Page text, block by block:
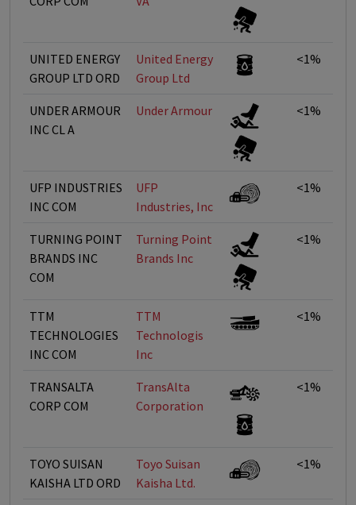
UNITED ENERGY
GROUP LTD ORD
United Energy
Group Ltd
<1%
UNDER ARMOUR
INC CL A
Under Armour <1%
UFP INDUSTRIES
INC COM
UFP
Industries, Inc
<1%
TURNING POINT
BRANDS INC
COM
Turning Point
Brands Inc
<1%
TTM
TECHNOLOGIES
INC COM
TTM
Technologis
Inc
<1%
TRANSALTA
CORP COM
TransAlta
Corporation
<1%
TOYO SUISAN
KAISHA LTD ORD
Toyo Suisan
Kaisha Ltd.
<1%